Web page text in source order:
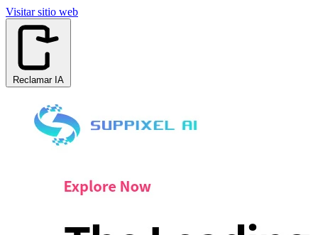
Visitar sitio web
Reclamar IA